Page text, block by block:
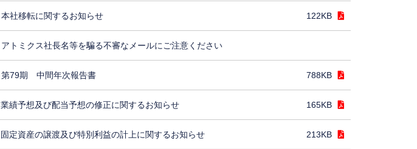
本社移転に関するお知らせ 122KB
アトミクス社長名等を騙る不審なメールにご注意ください
第79期 中間年次報告書 788KB
業績予想及び配当予想の修正に関するお知らせ 165KB
固定資産の譲渡及び特別利益の計上に関するお知らせ 213KB